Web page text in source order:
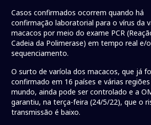
Casos confirmados ocorrem quando há
confirmação laboratorial para o vírus da
macacos por meio do exame PCR
Cadeia da Polimerase) em tempo real e/
sequenciamento.
O surto de varíola dos macacos, que já
confirmado em 16 países e várias
mundo, ainda pode ser controlado e a
garantiu, na terça-feira (24/5/22), que o
transmissão é baixo.